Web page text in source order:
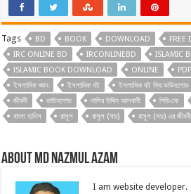
Tags BD BOOK DOWNLOAD FREE
IRC ONLINE BD
IRCONLINEBD
ISLAMIC
ISLAMIC BOOK DOWNLOAD
ONLINE PDF
ইসলামিক জ্ঞান
ইসলামিক বই ইসলামিক বই ফ্রি ডাউনলোড
জীবনী
ডাউনলোড নাসির উদ্দিন আলবানী পিডিএফ
বাংলা হাদিস
রাসুল রাসুল (সাঃ) রাসুল (সাঃ) এর
About Md Nazmul Azam
I am website developer.